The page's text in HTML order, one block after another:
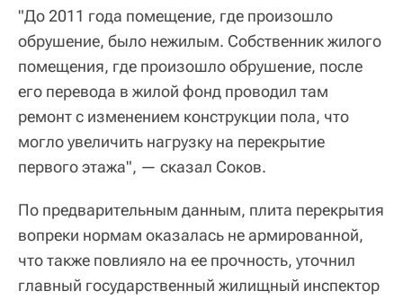
"До 2011 года помещение, где произошло
обрушение, было нежилым. Собственник жилого
помещения, где произошло обрушение, после
его перевода в жилой фонд проводил там
ремонт с изменением конструкции пола, что
могло увеличить нагрузку на перекрытие
первого этажа", — сказал Соков.
По предварительным данным, плита перекрытия
вопреки нормам оказалась не армированной,
что также повлияло на ее прочность, уточнил
главный государственный жилищный инспектор